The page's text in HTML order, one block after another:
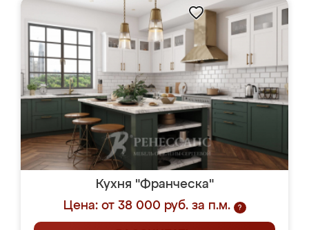
Кухня "Франческа"
Цена: от 38 000 руб. за п.м.
?